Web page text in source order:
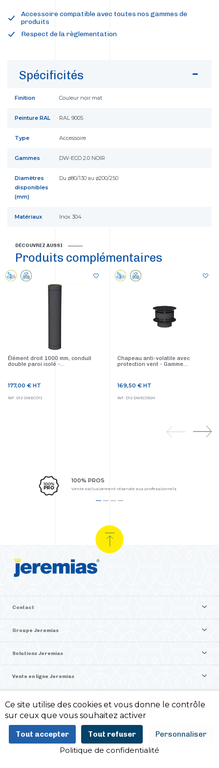
AJOUTER AU PANIER
Accessoire compatible avec toutes nos gammes de
produits
Respect de la règlementation
Spécificités
Finition Couleur noir mat
Peinture RAL RAL 9005
Type Accessoire
Gammes DW-ECO 2.0 NOIR
Diamètres
disponibles
(mm)
Du ø80/130 au ø200/250
Matériaux Inox 304
DÉCOUVREZ AUSSI
Produits complémentaires
Élément droit 1000 mm, conduit
double paroi isolé -...
Prix
177,00 € HT
Ref : D12-DWECO13
Chapeau anti-volatile avec
protection vent - Gamme...
Prix
169,50 € HT
Ref : D12-DWECO92H
100% PROS
Vente exclusivement réservée aux professionnels
Contact
Groupe Jeremias
Solutions Jeremias
Vente en ligne Jeremias
©2026 Jeremias France
Politique de confidentialité -
ITIS Commerce
Ce site utilise des cookies et vous donne le contrôle
sur ceux que vous souhaitez activer
Tout accepter Tout refuser Personnaliser
Politique de confidentialité